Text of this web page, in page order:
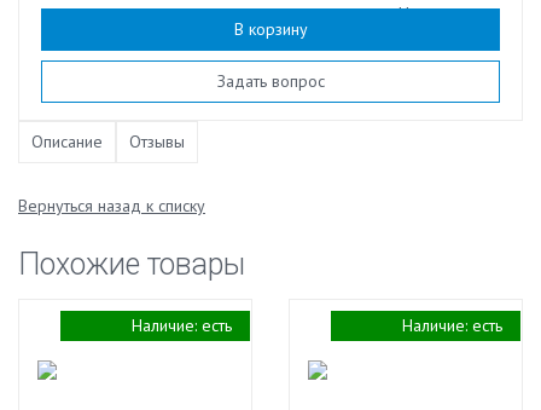
Наличие:есть
В корзину
Задать вопрос
Описание Отзывы
Вернуться назад к списку
Похожие товары
Наличие: есть Наличие: есть